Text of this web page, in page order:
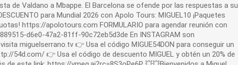
de Valdano a Mbappe. El Barcelona se ofende por las respuestas a su
para Mundial 2026 con Apolo Tours: MIGUEL10 ¡Paquetes
https://apolotours.com FORMULARIO para agendar reunión con
d6e0-47a2-81ff-90c72eb5d3de En INSTAGRAM son
miguelserrano.tv 👉 Usa el código MIGUE54DON para conseguir un
54d.com/ 👉 Usa el código de descuento MIGUEL y obtén un 20% de